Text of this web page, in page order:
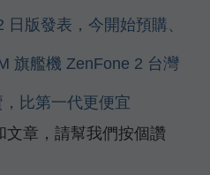
版發表，今開始預購、
旗艦機 ZenFone 2 台灣
比第一代更便宜
文章，請幫我們按個讚